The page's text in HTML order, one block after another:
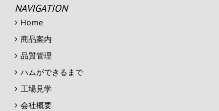
NAVIGATION
Home
商品案内
品質管理
ハムができるまで
工場見学
会社概要